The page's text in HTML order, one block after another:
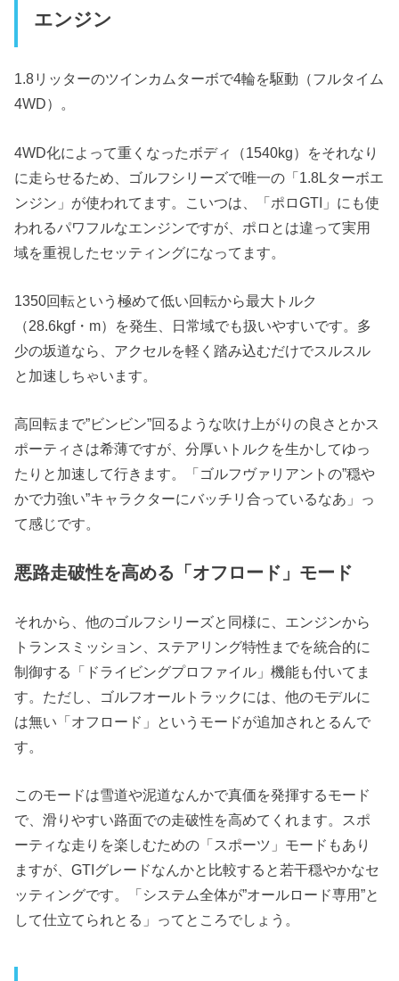
エンジン
1.8リッターのツインカムターボで4輪を駆動（フルタイム
4WD）。
4WD化によって重くなったボディ（1540kg）をそれなり
に走らせるため、ゴルフシリーズで唯一の「1.8Lターボエ
ンジン」が使われてます。こいつは、「ポロGTI」にも使
われるパワフルなエンジンですが、ポロとは違って実用
域を重視したセッティングになってます。
1350回転という極めて低い回転から最大トルク
（28.6kgf・m）を発生、日常域でも扱いやすいです。多
少の坂道なら、アクセルを軽く踏み込むだけでスルスル
と加速しちゃいます。
高回転まで”ビンビン”回るような吹け上がりの良さとかス
ポーティさは希薄ですが、分厚いトルクを生かしてゆっ
たりと加速して行きます。「ゴルフヴァリアントの”穏や
かで力強い”キャラクターにバッチリ合っているなあ」っ
て感じです。
悪路走破性を高める「オフロード」モード
それから、他のゴルフシリーズと同様に、エンジンから
トランスミッション、ステアリング特性までを統合的に
制御する「ドライビングプロファイル」機能も付いてま
す。ただし、ゴルフオールトラックには、他のモデルに
は無い「オフロード」というモードが追加されとるんで
す。
このモードは雪道や泥道なんかで真価を発揮するモード
で、滑りやすい路面での走破性を高めてくれます。スポ
ーティな走りを楽しむための「スポーツ」モードもあり
ますが、GTIグレードなんかと比較すると若干穏やかなセ
ッティングです。「システム全体が”オールロード専用”と
して仕立てられとる」ってところでしょう。